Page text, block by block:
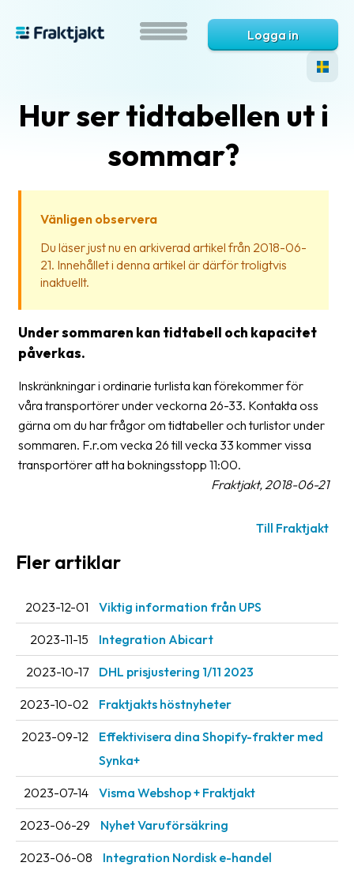
är
Fraktjakt?
Hjälp?
Vanliga
&
svar
Ordlista
Paketering
Tulldeklarationer
Upphämtningar
Manualer
Nedladdningar
Streckkodsläsare
Om
företaget
Om
Fraktjakt
Logga in
Hur ser tidtabellen ut i
sommar?
Vänligen observera
Du läser just nu en arkiverad artikel från 2018-06-
21. Innehållet i denna artikel är därför troligtvis
inaktuellt.
Under sommaren kan tidtabell och kapacitet
påverkas.
Inskränkningar i ordinarie turlista kan förekommer för
våra transportörer under veckorna 26-33. Kontakta oss
gärna om du har frågor om tidtabeller och turlistor under
sommaren. F.r.om vecka 26 till vecka 33 kommer vissa
transportörer att ha bokningsstopp 11:00.
Fraktjakt, 2018-06-21
Till Fraktjakt
Fler artiklar
2023-12-01 Viktig information från UPS
2023-11-15 Integration Abicart
2023-10-17 DHL prisjustering 1/11 2023
2023-10-02 Fraktjakts höstnyheter
2023-09-12
Effektivisera dina Shopify-frakter med
Synka+
2023-07-14 Visma Webshop + Fraktjakt
2023-06-29 Nyhet Varuförsäkring
2023-06-08 Integration Nordisk e-handel